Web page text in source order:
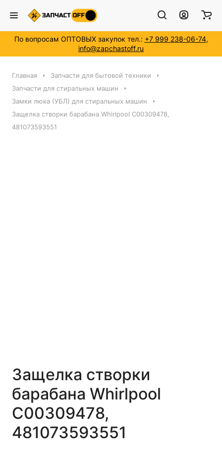
По вопросам ОПТОВЫХ закупок тел.: +7 999 238-06-74,
info@zapchastoff.ru
Главная
Запчасти для бытовой техники
Запчасти для стиральных машин
Замки люка (УБЛ) для стиральных машин
Защелка створки барабана Whirlpool C00309478,
481073593551
Защелка створки
барабана Whirlpool
C00309478,
481073593551